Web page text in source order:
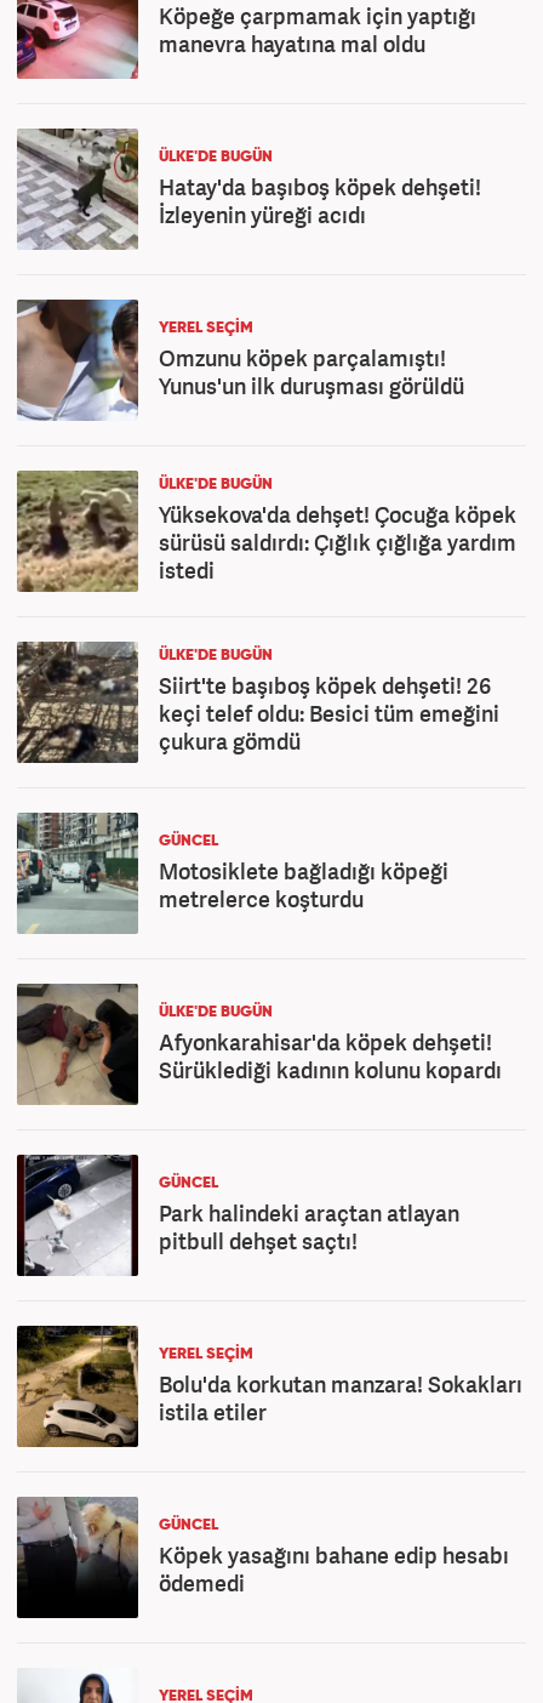
Köpeğe çarpmamak için yaptığı
manevra hayatına mal oldu
ÜLKE'DE BUGÜN
Hatay'da başıboş köpek dehşeti!
İzleyenin yüreği acıdı
YEREL SEÇİM
Omzunu köpek parçalamıştı!
Yunus'un ilk duruşması görüldü
ÜLKE'DE BUGÜN
Yüksekova'da dehşet! Çocuğa köpek
sürüsü saldırdı: Çığlık çığlığa yardım
istedi
ÜLKE'DE BUGÜN
Siirt'te başıboş köpek dehşeti! 26
keçi telef oldu: Besici tüm emeğini
çukura gömdü
GÜNCEL
Motosiklete bağladığı köpeği
metrelerce koşturdu
ÜLKE'DE BUGÜN
Afyonkarahisar'da köpek dehşeti!
Sürüklediği kadının kolunu kopardı
GÜNCEL
Park halindeki araçtan atlayan
pitbull dehşet saçtı!
YEREL SEÇİM
Bolu'da korkutan manzara! Sokakları
istila etiler
GÜNCEL
Köpek yasağını bahane edip hesabı
ödemedi
YEREL SEÇİM